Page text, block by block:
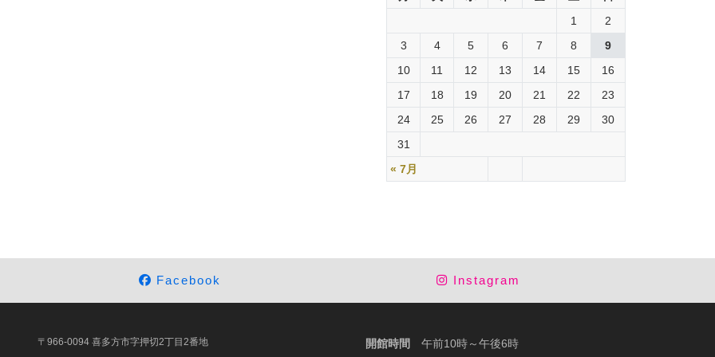
« 7月
1
2
3
4 5 6 7 8
9
10
11 12 13 14 15
16
17
18 19 20 21 22
23
24
25 26 27 28 29
30
31
Facebook Instagram
〒966-0094 喜多方市字押切2丁目2番地 開館時間 午前10時～午後6時